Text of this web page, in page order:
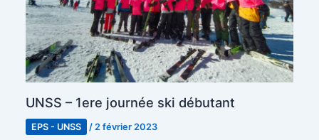
UNSS – 1ere journée ski débutant
EPS - UNSS / 2 février 2023